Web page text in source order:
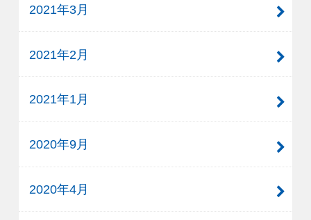
2021年3月
2021年2月
2021年1月
2020年9月
2020年4月